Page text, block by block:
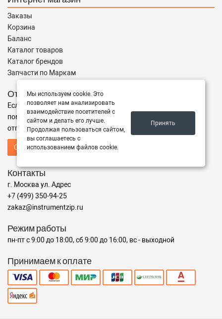
Заказы
Корзина
Баланс
Каталог товаров
Каталог брендов
Запчасти по Маркам
Отправить запрос
Если Вы не нашли нужные запчасти, или Вам требуется
помощь в подборе,
отправьте нам запрос - мы Вам поможем
Отправить запрос продавцу
Контакты
г. Москва ул. Адрес
+7 (499) 350-94-25
zakaz@instrumentzip.ru
Режим работы
пн-пт с 9:00 до 18:00, сб 9:00 до 16:00, вс - выходной
Принимаем к оплате
Мы используем cookie. Это
позволяет нам анализировать
взаимодействие посетителей с
сайтом и делать его лучше.
Продолжая пользоваться сайтом,
вы соглашаетесь с
использованием файлов cookie.
Принять